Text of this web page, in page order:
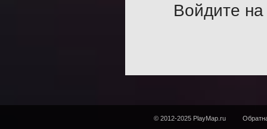
Войдите на
© 2012-2025 PlayMap.ru